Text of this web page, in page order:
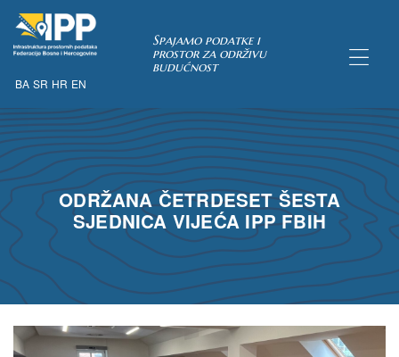
BA SR HR EN
Spajamo podatke i
prostor za održivu
budućnost
ODRŽANA ČETRDESET ŠESTA
SJEDNICA VIJEĆA IPP FBIH